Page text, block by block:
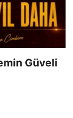
Güveli